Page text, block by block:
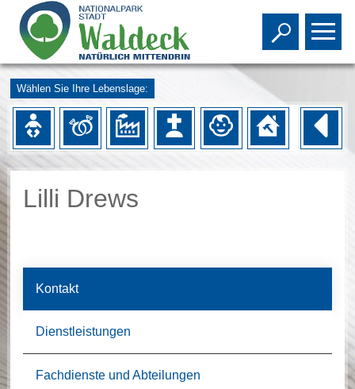
Toggle
Wählen Sie Ihre Lebenslage:
Lilli Drews
Kontakt
Dienstleistungen
Fachdienste und Abteilungen